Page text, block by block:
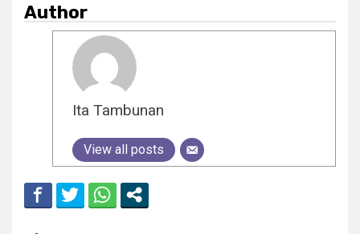
Author
Ita Tambunan
View all posts